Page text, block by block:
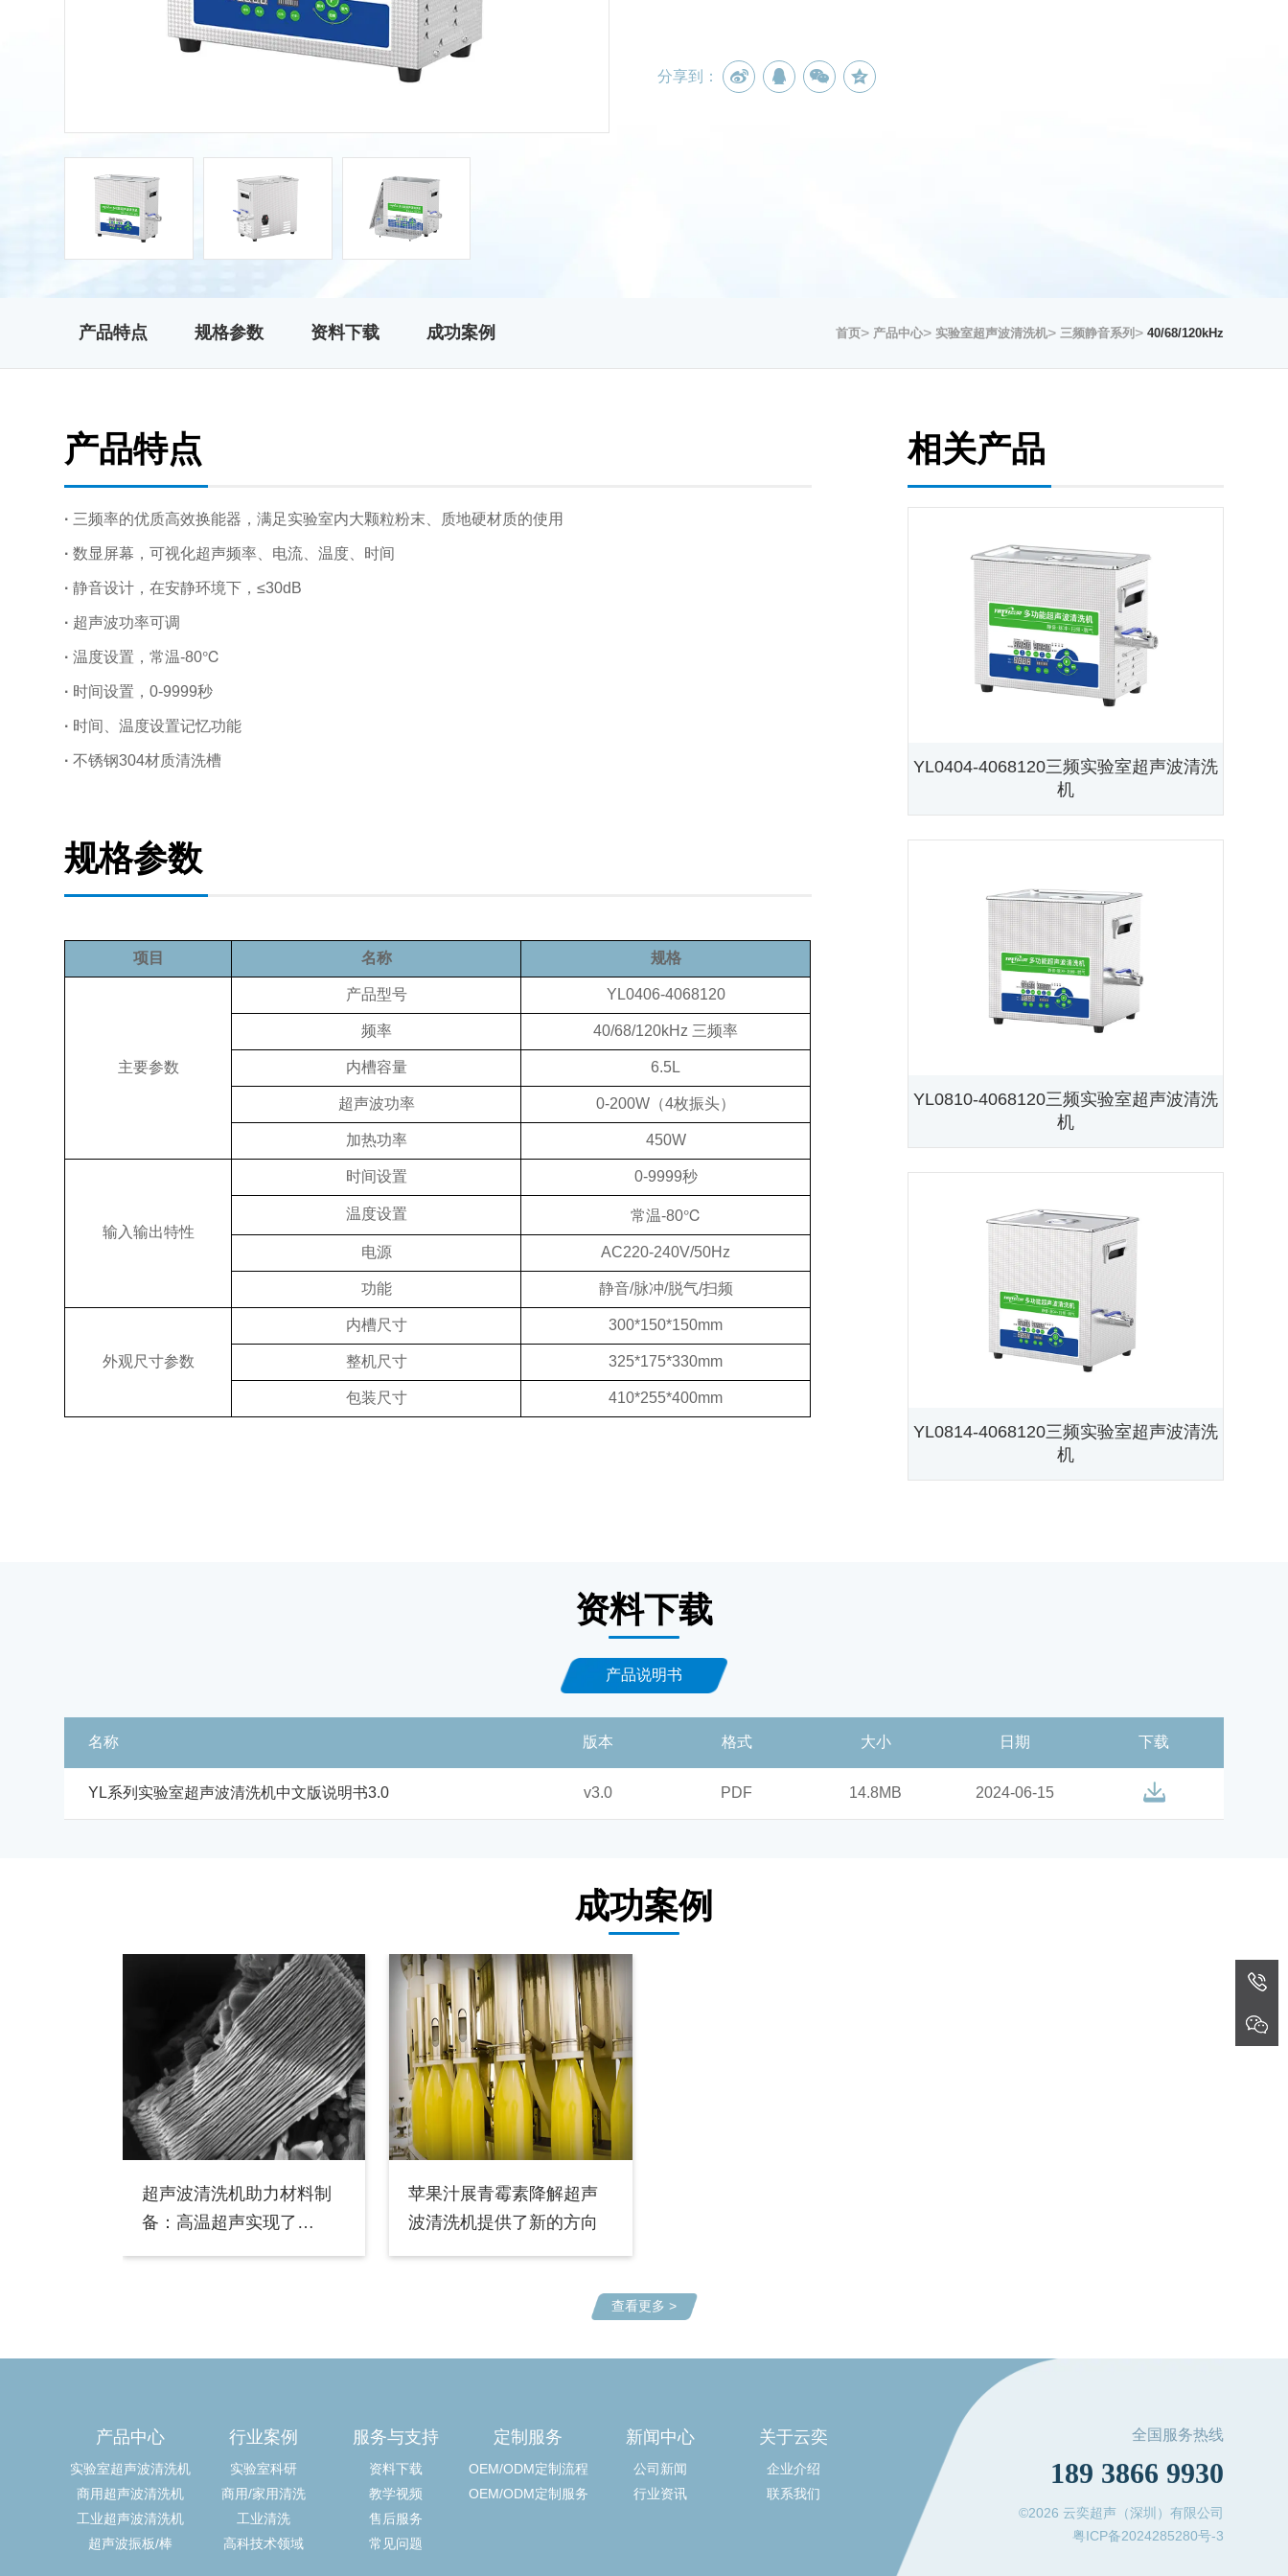
分享到：
产品特点 规格参数 资料下载 成功案例 首页> 产品中心> 实验室超声波清洗机> 三频静音系列 > 40/68/120kHz
产品特点
· 三频率的优质高效换能器，满足实验室内大颗粒粉末、质地硬材质的使用
· 数显屏幕，可视化超声频率、电流、温度、时间
· 静音设计，在安静环境下，≤30dB
· 超声波功率可调
· 温度设置，常温-80℃
· 时间设置，0-9999秒
· 时间、温度设置记忆功能
· 不锈钢304材质清洗槽
规格参数
项目 名称 规格
主要参数
产品型号 YL0406-4068120
频率 40/68/120kHz 三频率
内槽容量 6.5L
超声波功率 0-200W（4枚振头）
加热功率 450W
输入输出特性
时间设置 0-9999秒
温度设置 常温-80℃
电源 AC220-240V/50Hz
功能 静音/脉冲/脱气/扫频
外观尺寸参数
内槽尺寸 300*150*150mm
整机尺寸 325*175*330mm
包装尺寸 410*255*400mm
相关产品
YL0404-4068120三频实验室超声波清洗
机
YL0810-4068120三频实验室超声波清洗
机
YL0814-4068120三频实验室超声波清洗
机
资料下载
产品说明书
名称 版本 格式 大小 日期 下载
YL系列实验室超声波清洗机中文版说明书3.0 v3.0 PDF 14.8MB 2024-06-15
成功案例
超声波清洗机助力材料制
备：高温超声实现了
苹果汁展青霉素降解超声
波清洗机提供了新的方向
查看更多 >
产品中心
实验室超声波清洗机
商用超声波清洗机
工业超声波清洗机
超声波振板/棒
行业案例
实验室科研
商用/家用清洗
工业清洗
高科技术领域
服务与支持
资料下载
教学视频
售后服务
常见问题
定制服务
OEM/ODM定制流程
OEM/ODM定制服务
新闻中心
公司新闻
行业资讯
关于云奕
企业介绍
联系我们
全国服务热线
189 3866 9930
©2026 云奕超声（深圳）有限公司
粤ICP备2024285280号-3